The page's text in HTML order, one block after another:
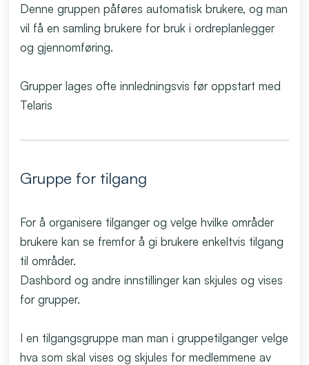
Denne gruppen påføres automatisk brukere, og man
vil få en samling brukere for bruk i ordreplanlegger
og gjennomføring.
Grupper lages ofte innledningsvis før oppstart med
Telaris
Gruppe for tilgang
For å organisere tilganger og velge hvilke områder
brukere kan se fremfor å gi brukere enkeltvis tilgang
til områder.
Dashbord og andre innstillinger kan skjules og vises
for grupper.
I en tilgangsgruppe man man i gruppetilganger velge
hva som skal vises og skjules for medlemmene av